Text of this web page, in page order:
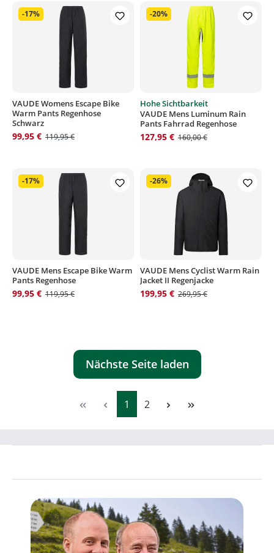
VAUDE Womens Escape Bike
Warm Pants Regenhose
Schwarz
99,95 € 119,95 €
-17%
Hohe Sichtbarkeit
VAUDE Mens Luminum Rain
Pants Fahrrad Regenhose
127,95 € 160,00 €
-20%
VAUDE Mens Escape Bike Warm
Pants Regenhose
99,95 € 119,95 €
-17%
VAUDE Mens Cyclist Warm Rain
Jacket II Regenjacke
199,95 € 269,95 €
-26%
Nächste Seite laden
Seite
1 Seite
2